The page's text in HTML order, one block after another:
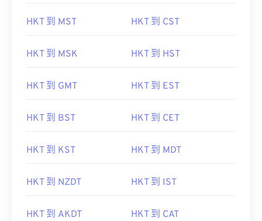
HKT 到 MST HKT 到 CST
HKT 到 MSK HKT 到 HST
HKT 到 GMT HKT 到 EST
HKT 到 BST HKT 到 CET
HKT 到 KST HKT 到 MDT
HKT 到 NZDT HKT 到 IST
HKT 到 AKDT HKT 到 CAT